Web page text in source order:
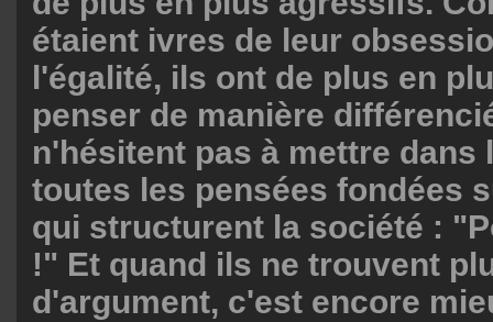
étaient ivres de leur
l'égalité, ils ont de plus en
penser de manière
n'hésitent pas à mettre dans
toutes les pensées fondées
qui structurent la société :
!" Et quand ils ne trouvent
d'argument, c'est encore